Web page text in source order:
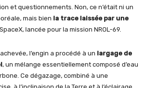
et questionnements. Non, ce n’était ni un
mais bien la trace laissée par une
lancée pour la mission NROL-69.
l’engin a procédé à un largage de
, un mélange essentiellement composé d’eau
Ce dégazage, combiné à une